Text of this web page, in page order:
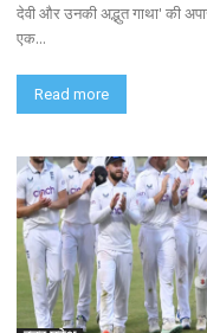
देवी और उनकी अद्भुत गाथा' की
एक...
Read more